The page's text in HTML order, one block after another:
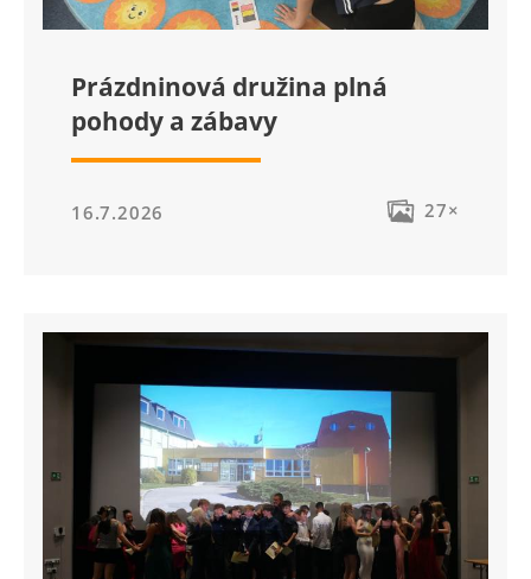
Prázdninová družina plná
pohody a zábavy
16.7.2026 27×